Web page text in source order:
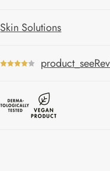
Skin Solutions